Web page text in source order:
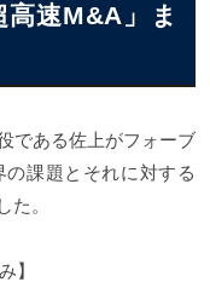
高速M&A」ま
である佐上がフォーブ
課題とそれに対する
た。
】